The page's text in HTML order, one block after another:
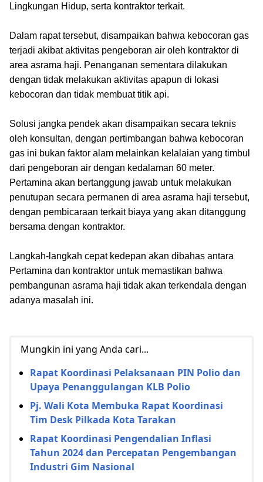
Lingkungan Hidup, serta kontraktor terkait.
Dalam rapat tersebut, disampaikan bahwa kebocoran gas
terjadi akibat aktivitas pengeboran air oleh kontraktor di
area asrama haji. Penanganan sementara dilakukan
dengan tidak melakukan aktivitas apapun di lokasi
kebocoran dan tidak membuat titik api.
Solusi jangka pendek akan disampaikan secara teknis
oleh konsultan, dengan pertimbangan bahwa kebocoran
gas ini bukan faktor alam melainkan kelalaian yang timbul
dari pengeboran air dengan kedalaman 60 meter.
Pertamina akan bertanggung jawab untuk melakukan
penutupan secara permanen di area asrama haji tersebut,
dengan pembicaraan terkait biaya yang akan ditanggung
bersama dengan kontraktor.
Langkah-langkah cepat kedepan akan dibahas antara
Pertamina dan kontraktor untuk memastikan bahwa
pembangunan asrama haji tidak akan terkendala dengan
adanya masalah ini.
Mungkin ini yang Anda cari...
Rapat Koordinasi Pelaksanaan PIN Polio dan
Upaya Penanggulangan KLB Polio
Pj. Wali Kota Membuka Rapat Koordinasi
Tim Desk Pilkada Kota Tarakan
Rapat Koordinasi Pengendalian Inflasi
Tahun 2024 dan Percepatan Pengembangan
Industri Gim Nasional